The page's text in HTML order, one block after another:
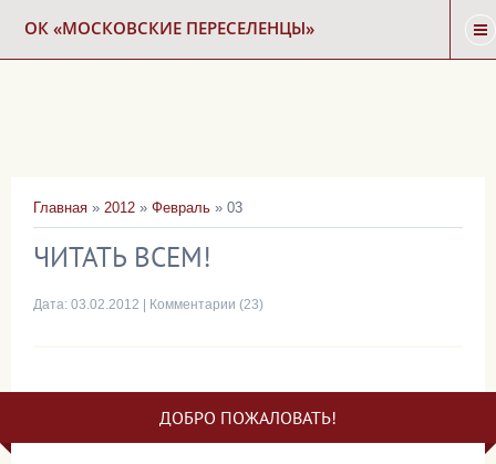
ОК «МОСКОВСКИЕ ПЕРЕСЕЛЕНЦЫ»
КАРТА СНОСА
ФОРУМ
Главная » 2012 » Февраль » 03
ЧИТАТЬ ВСЕМ!
Дата: 03.02.2012 Комментарии (23)
ДОБРО ПОЖАЛОВАТЬ!